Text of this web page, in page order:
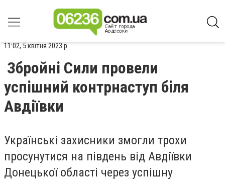
11:02, 5 квітня 2023 р.
Збройні Сили провели
успішний контрнаступ біля
Авдіївки
Українські захисники змогли трохи
просунутися на південь від Авдіївки
Донецької області через успішну